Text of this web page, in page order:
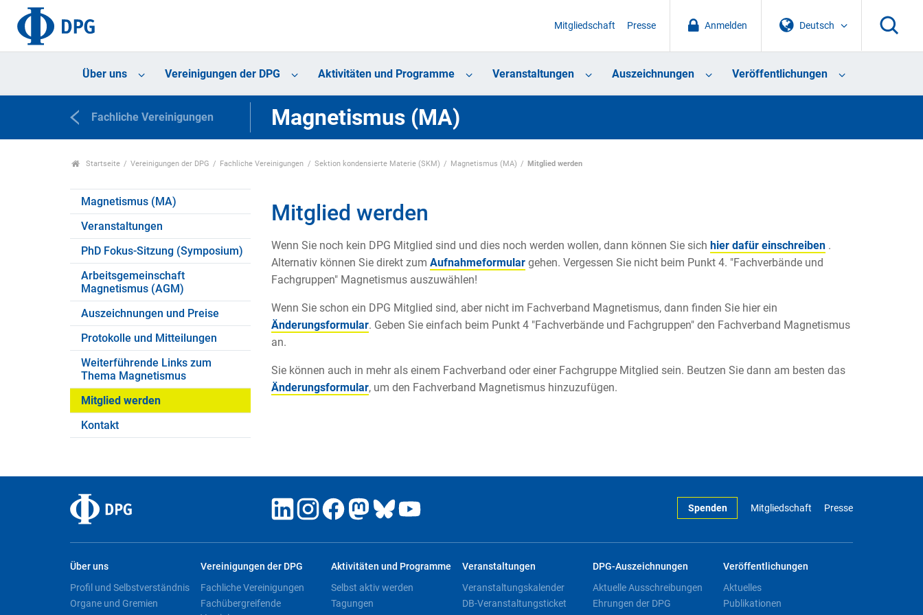
Deutsch
Anmelden
Mitgliedschaft Presse
Über uns Vereinigungen der DPG Aktivitäten und Programme Veranstaltungen Auszeichnungen Veröffentlichungen
Fachliche Vereinigungen Magnetismus (MA)
Startseite Vereinigungen der DPG Fachliche Vereinigungen Sektion kondensierte Materie (SKM) Magnetismus (MA) Mitglied werden
Magnetismus (MA)
Veranstaltungen
PhD Fokus-Sitzung (Symposium)
Arbeitsgemeinschaft
Magnetismus (AGM)
Auszeichnungen und Preise
Protokolle und Mitteilungen
Weiterführende Links zum
Thema Magnetismus
Mitglied werden
Kontakt
Mitglied werden
Wenn Sie noch kein DPG Mitglied sind und dies noch werden wollen, dann können Sie sich hier dafür einschreiben.
Alternativ können Sie direkt zum Aufnahmeformulargehen. Vergessen Sie nicht beim Punkt 4. "Fachverbände und
Fachgruppen" Magnetismus auszuwählen!
Wenn Sie schon ein DPG Mitglied sind, aber nicht im Fachverband Magnetismus, dann finden Sie hier ein
Änderungsformular. Geben Sie einfach beim Punkt 4 "Fachverbände und Fachgruppen" den Fachverband Magnetismus
an.
Sie können auch in mehr als einem Fachverband oder einer Fachgruppe Mitglied sein. Beutzen Sie dann am besten das
Änderungsformular, um den Fachverband Magnetismus hinzuzufügen.
Spenden Mitgliedschaft Presse
Über uns
Profil und Selbstverständnis
Organe und Gremien
Vereinigungen der DPG
Fachliche Vereinigungen
Fachübergreifende
Aktivitäten und Programme
Selbst aktiv werden
Tagungen
Veranstaltungen
Veranstaltungskalender
DB-Veranstaltungsticket
DPG-Auszeichnungen
Aktuelle Ausschreibungen
Ehrungen der DPG
Veröffentlichungen
Aktuelles
Publikationen